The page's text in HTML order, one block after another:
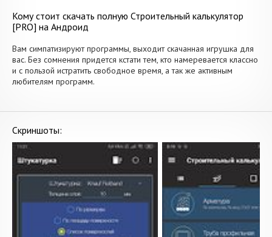
Кому стоит скачать полную Строительный калькулятор
[PRO] на Андроид
Вам симпатизируют программы, выходит скачанная игрушка для
вас. Без сомнения придется кстати тем, кто намеревается классно
и с пользой истратить свободное время, а так же активным
любителям программ.
Скриншоты: